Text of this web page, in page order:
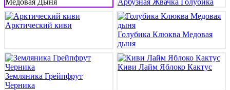
Арктический киви
Голубика Клюква Медовая
дыня
Земляника Грейпфрут
Черника
Киви Лайм Яблоко Кактус